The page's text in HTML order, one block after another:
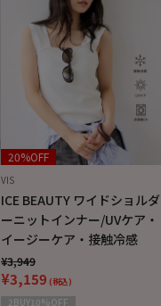
20%OFF
VIS
ICE BEAUTY ワイドショルダ
ーニットインナー/UVケア・
イージーケア・接触冷感
¥3,949
¥3,159 (税込)
2BUY10%OFF